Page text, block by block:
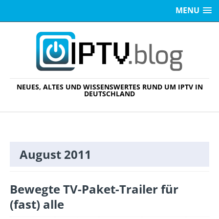
MENU
NEUES, ALTES UND WISSENSWERTES RUND UM IPTV IN
DEUTSCHLAND
August 2011
Bewegte TV-Paket-Trailer für
(fast) alle